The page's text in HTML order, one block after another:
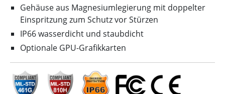
Gehäuse aus Magnesiumlegierung mit doppelter
Einspritzung zum Schutz vor Stürzen
IP66 wasserdicht und staubdicht
Optionale GPU-Grafikkarten